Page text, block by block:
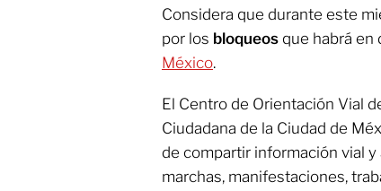
Considera que durante este
por los bloqueos que habrá en
México.
El Centro de Orientación Vial
Ciudadana de la Ciudad de
de compartir información vial
marchas, manifestaciones,